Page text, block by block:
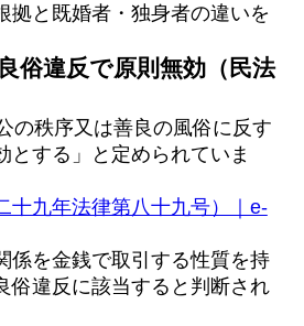
拠と既婚者・独身者の違いを
俗違反で原則無効（民法
の秩序又は善良の風俗に反す
とする」と定められていま
十九年法律第八十九号）｜e-
係を金銭で取引する性質を持
俗違反に該当すると判断され